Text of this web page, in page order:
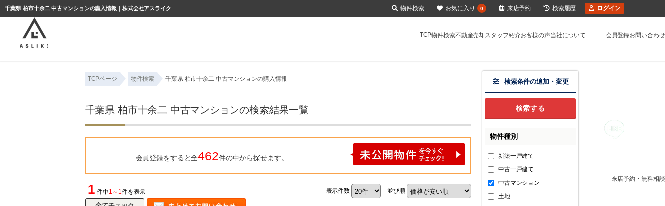
千葉県 柏市十余二 中古マンションの購入情報｜株式会社アスライク
TOP物件検索不動産売却スタッフ紹介お客様の声当社について 会員登録お問い合わせ
来店予約・無料相談
TOPページ 物件検索 千葉県 柏市十余二 中古マンションの購入情報
千葉県 柏市十余二 中古マンションの検索結果一覧
会員登録をすると全462件の中から探せます。
1 件中1～1件を表示 表示件数 並び順
検索条件の追加・変更
物件種別
新築一戸建て
中古一戸建て
中古マンション
土地
物件検索 お気に入り 0 来店予約 検索履歴 ログイン
ようこそゲスト様